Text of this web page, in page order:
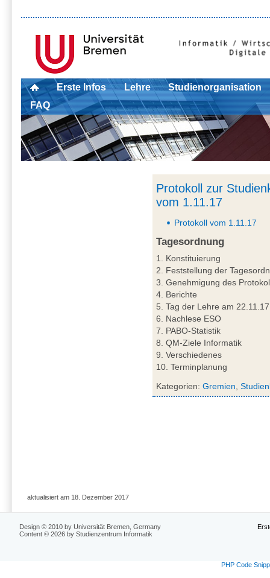
Erste Infos Lehre
Studienorganisation
FAQ
Protokoll zur
vom 1.11.17
Protokoll vom 1.11.17
Tagesordnung
1. Konstituierung
2. Feststellung der
3. Genehmigung des
4. Berichte
5. Tag der Lehre am 22.11.17
6. Nachlese ESO
7. PABO-Statistik
8. QM-Ziele Informatik
9. Verschiedenes
10. Terminplanung
Kategorien: Gremien ,
aktualisiert am 18. Dezember 2017
Design © 2010 by Universität Bremen, Germany
Content © 2026 by Studienzentrum Informatik
PHP Code